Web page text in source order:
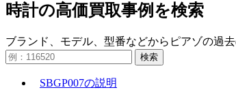
時計の高価買取事例を検索
ブランド、モデル、型番などからピアゾの過
検索
SBGP007の説明